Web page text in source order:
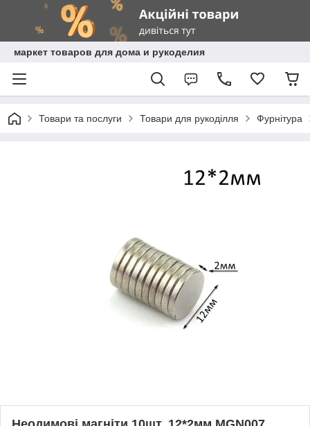
маркет товаров для дома и рукоделия
Товари та послуги Товари для рукоділля Фурнітура